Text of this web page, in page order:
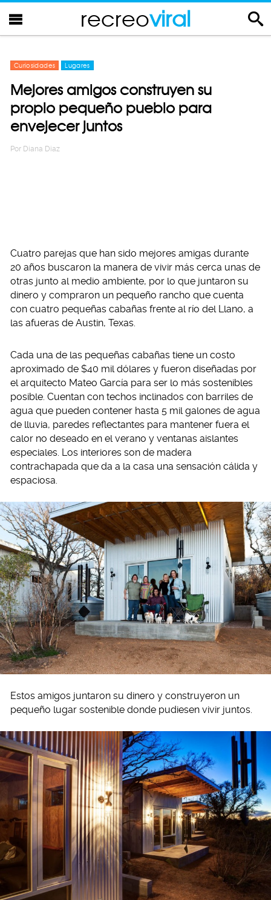
recreoviral
Curiosidades Lugares
Mejores amigos construyen su
propio pequeño pueblo para
envejecer juntos
Por Diana Diaz
Cuatro parejas que han sido mejores amigas durante
20 años buscaron la manera de vivir más cerca unas de
otras junto al medio ambiente, por lo que juntaron su
dinero y compraron un pequeño rancho que cuenta
con cuatro pequeñas cabañas frente al río del Llano, a
las afueras de Austin, Texas.
Cada una de las pequeñas cabañas tiene un costo
aproximado de $40 mil dólares y fueron diseñadas por
el arquitecto Mateo García para ser lo más sostenibles
posible. Cuentan con techos inclinados con barriles de
agua que pueden contener hasta 5 mil galones de agua
de lluvia, paredes reflectantes para mantener fuera el
calor no deseado en el verano y ventanas aislantes
especiales. Los interiores son de madera
contrachapada que da a la casa una sensación cálida y
espaciosa.
Estos amigos juntaron su dinero y construyeron un
pequeño lugar sostenible donde pudiesen vivir juntos.